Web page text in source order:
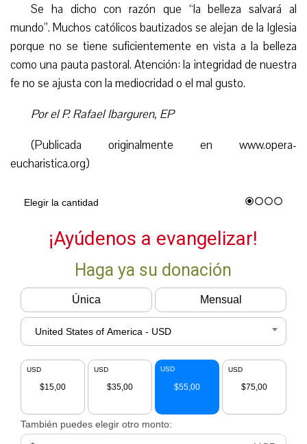
Se ha dicho con razón que “la belleza salvará al
mundo”. Muchos católicos bautizados se alejan de la Iglesia
porque no se tiene suficientemente en vista a la belleza
como una pauta pastoral. Atención: la integridad de nuestra
fe no se ajusta con la mediocridad o el mal gusto.
Por el P. Rafael Ibarguren, EP
(Publicada originalmente en www.opera-
eucharistica.org)